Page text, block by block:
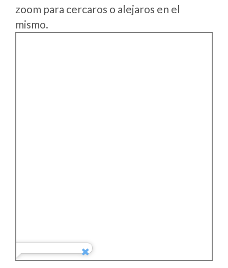
zoom para cercaros o alejaros en el
mismo.